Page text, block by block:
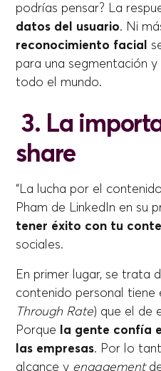
podrías pensar? La
datos del usuario. Ni
reconocimiento facial
para una segmentación y
todo el mundo.
3. La
share
“La lucha por el
Pham de LinkedIn en su
tener éxito con tu
sociales.
En primer lugar, se trata
contenido personal tiene
Through Rate) que el de
Porque la gente confía
las empresas. Por lo
alcance y engagement